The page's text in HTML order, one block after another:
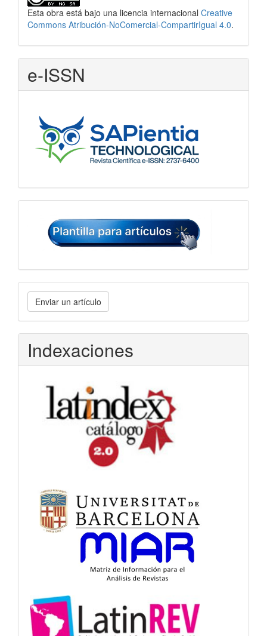
Esta obra está bajo una licencia internacional Creative
Commons Atribución-NoComercial-CompartirIgual 4.0.
e-ISSN
Plantilla
para
Enviar
un
artículo
Enviar un artículo
Indexaciones